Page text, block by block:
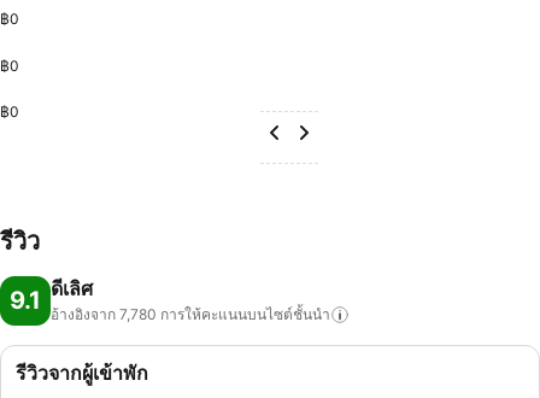
฿0
฿0
฿0
รีวิว
9.1 ดีเลิศ
อ้างอิงจาก 7,780 การให้คะแนนบนไซต์ชั้นนำ
รีวิวจากผู้เข้าพัก